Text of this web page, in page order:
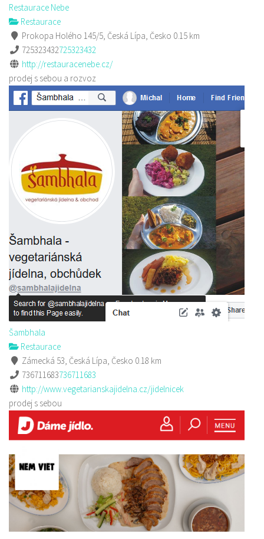
Restaurace Nebe
Restaurace
Prokopa Holého 145/5, Česká Lípa, Česko 0.15 km
725323432725323432
http://restauracenebe.cz/
prodej s sebou a rozvoz
Šambhala
Restaurace
Zámecká 53, Česká Lípa, Česko 0.18 km
736711683736711683
http://www.vegetarianskajidelna.cz/jidelnicek
prodej s sebou